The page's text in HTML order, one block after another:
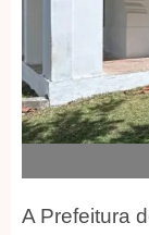
A Prefeitura